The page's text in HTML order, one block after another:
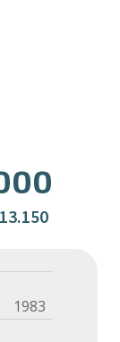
13.150
1983